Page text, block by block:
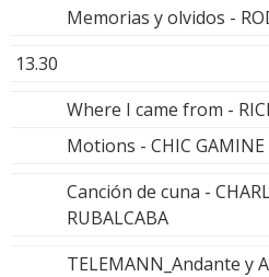
Memorias y olvidos -
13.30
Where I came from -
Motions - CHIC GAMINE
Canción de cuna -
RUBALCABA
TELEMANN_Andante y